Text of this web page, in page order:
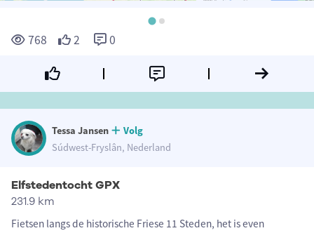
768 2 0
Tessa Jansen
Volg
Súdwest-Fryslân, Nederland
Elfstedentocht GPX
231.9 km
Fietsen langs de historische Friese 11 Steden, het is even